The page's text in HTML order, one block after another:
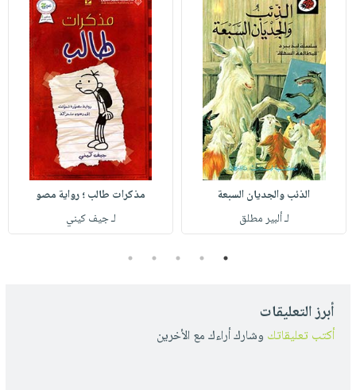
الذئب والجديان السبعة
لـ ألبير مطلق
مذكرات طالب ؛ رواية مصو
لـ جيف كيني
1
2
3
4
5
أبرز التعليقات
أكتب تعليقاتك وشارك أراءك مع الأخرين